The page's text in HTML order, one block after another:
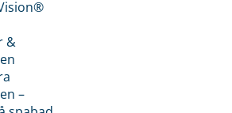
&
–